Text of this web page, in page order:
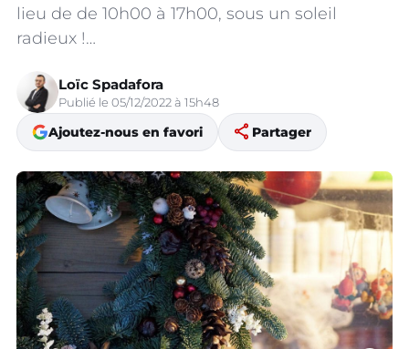
lieu de de 10h00 à 17h00, sous un soleil
radieux !…
Loïc Spadafora
Publié le 05/12/2022 à 15h48
Ajoutez-nous en favori share Partager